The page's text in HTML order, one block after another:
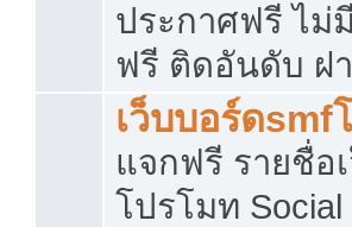
ประกาศฟรี ไม่
ฟรี ติดอันดับ ฝ
เว็บบอร์ดsmf
แจกฟรี รายชื่อ
โปรโมท